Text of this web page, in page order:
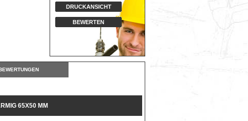
DRUCKANSICHT
BEWERTEN
65X50 MM